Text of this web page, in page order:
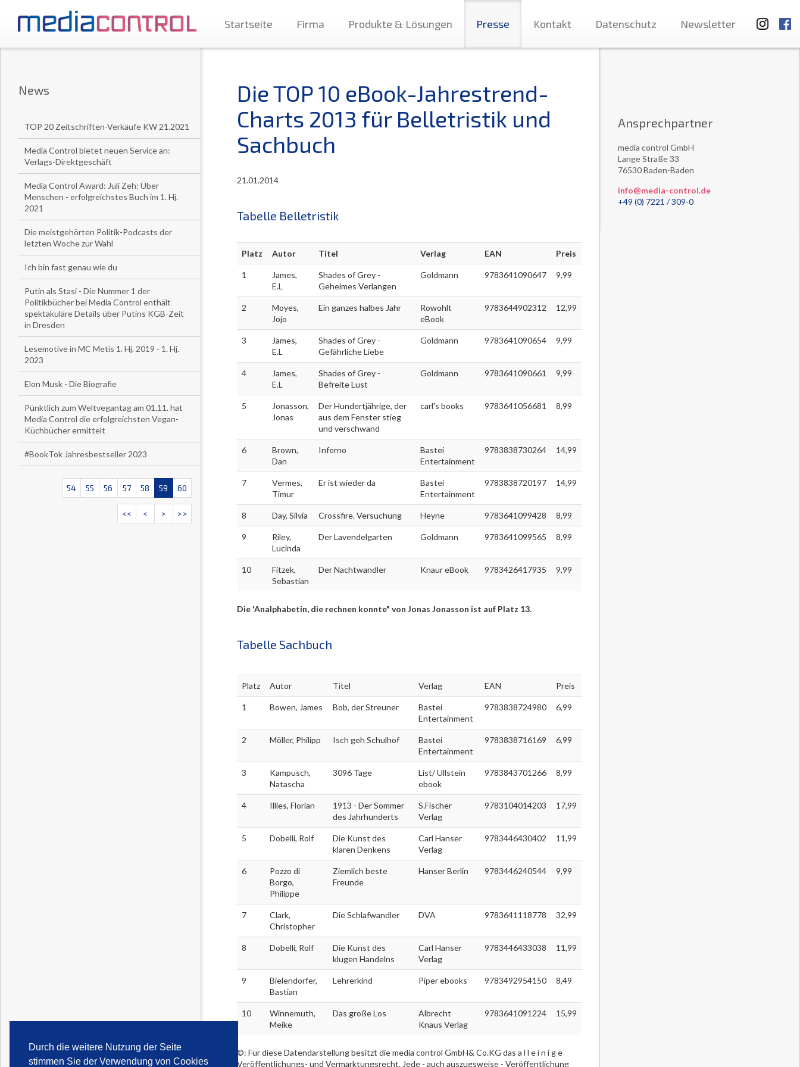
Durch die weitere Nutzung der Seite
stimmen Sie der Verwendung von Cookies
Startseite Firma Produkte & Lösungen Presse Kontakt Datenschutz Newsletter
News
TOP 20 Zeitschriften-Verkäufe KW 21.2021
Media Control bietet neuen Service an:
Verlags-Direktgeschäft
Media Control Award: Juli Zeh: Über
Menschen - erfolgreichstes Buch im 1. Hj.
2021
Die meistgehörten Politik-Podcasts der
letzten Woche zur Wahl
Ich bin fast genau wie du
Putin als Stasi - Die Nummer 1 der
Politikbücher bei Media Control enthält
spektakuläre Details über Putins KGB-Zeit
in Dresden
Lesemotive in MC Metis 1. Hj. 2019 - 1. Hj.
2023
Elon Musk - Die Biografie
Pünktlich zum Weltvegantag am 01.11. hat
Media Control die erfolgreichsten Vegan-
Küchbücher ermittelt
#BookTok Jahresbestseller 2023
54 55 56 57 58 59 60
<< < > >>
Die TOP 10 eBook-Jahrestrend-
Charts 2013 für Belletristik und
Sachbuch
21.01.2014
Tabelle Belletristik
Platz Autor Titel Verlag EAN Preis
1
James,
E.L
Shades of Grey -
Geheimes Verlangen
Goldmann 9783641090647 9,99
2
Moyes,
Jojo
Ein ganzes halbes Jahr
Rowohlt
eBook
9783644902312 12,99
3
James,
E.L
Shades of Grey -
Gefährliche Liebe
Goldmann 9783641090654 9,99
4
James,
E.L
Shades of Grey -
Befreite Lust
Goldmann 9783641090661 9,99
5
Jonasson,
Jonas
Der Hundertjährige, der
aus dem Fenster stieg
und verschwand
carl's books 9783641056681 8,99
6
Brown,
Dan
Inferno
Bastei
Entertainment
9783838730264 14,99
7
Vermes,
Timur
Er ist wieder da
Bastei
Entertainment
9783838720197 14,99
8 Day, Silvia Crossfire. Versuchung Heyne 9783641099428 8,99
9
Riley,
Lucinda
Der Lavendelgarten Goldmann 9783641099565 8,99
10
Fitzek,
Sebastian
Der Nachtwandler Knaur eBook 9783426417935 9,99
Die 'Analphabetin, die rechnen konnte" von Jonas Jonasson ist auf Platz 13.
Tabelle Sachbuch
Platz Autor Titel Verlag EAN Preis
1 Bowen, James Bob, der Streuner
Bastei
Entertainment
9783838724980 6,99
2 Möller, Philipp Isch geh Schulhof
Bastei
Entertainment
9783838716169 6,99
3
Kampusch,
Natascha
3096 Tage
List/ Ullstein
ebook
9783843701266 8,99
4 Illies, Florian
1913 - Der Sommer
des Jahrhunderts
S.Fischer
Verlag
9783104014203 17,99
5 Dobelli, Rolf
Die Kunst des
klaren Denkens
Carl Hanser
Verlag
9783446430402 11,99
6
Pozzo di
Borgo,
Philippe
Ziemlich beste
Freunde
Hanser Berlin 9783446240544 9,99
7
Clark,
Christopher
Die Schlafwandler DVA 9783641118778 32,99
8 Dobelli, Rolf
Die Kunst des
klugen Handelns
Carl Hanser
Verlag
9783446433038 11,99
9
Bielendorfer,
Bastian
Lehrerkind Piper ebooks 9783492954150 8,49
10
Winnemuth,
Meike
Das große Los
Albrecht
Knaus Verlag
9783641091224 15,99
©: Für diese Datendarstellung besitzt die media control GmbH& Co.KG das a l l e i n i g e
Veröffentlichungs- und Vermarktungsrecht. Jede - auch auszugsweise - Veröffentlichung
Ansprechpartner
media control GmbH
Lange Straße 33
76530 Baden-Baden
info@media-control.de
+49 (0) 7221 / 309-0